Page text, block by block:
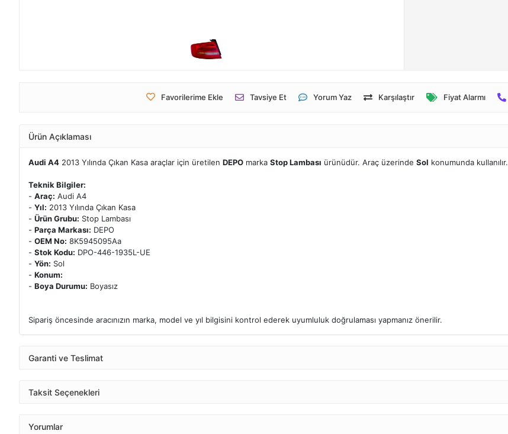
Favorilerime Ekle Tavsiye Et Yorum Yaz Karşılaştır Fiyat Alarmı
Ürün Açıklaması
Audi A4 2013 Yılında Çıkan Kasa araçlar için üretilen DEPO marka Stop Lambası ürünüdür. Araç üzerinde Sol konumunda kullanılır.
Teknik Bilgiler:
- Araç: Audi A4
- Yıl: 2013 Yılında Çıkan Kasa
- Ürün Grubu: Stop Lambası
- Parça Markası: DEPO
- OEM No: 8K5945095Aa
- Stok Kodu: DPO-446-1935L-UE
- Yön: Sol
- Konum:
- Boya Durumu: Boyasız
Sipariş öncesinde aracınızın marka, model ve yıl bilgisini kontrol ederek uyumluluk doğrulaması yapmanız önerilir.
Garanti ve Teslimat
Taksit Seçenekleri
Yorumlar